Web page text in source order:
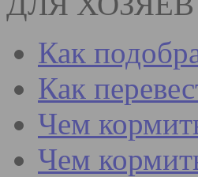
Как
Как
Чем
Чем